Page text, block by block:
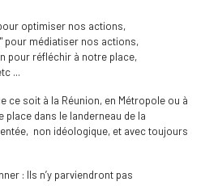
optimiser nos actions,
pour médiatiser nos actions,
pour réfléchir à notre place,
...
ce soit à la Réunion, en Métropole ou à
place dans le landerneau de la
non idéologique, et avec toujours
: Ils n’y parviendront pas